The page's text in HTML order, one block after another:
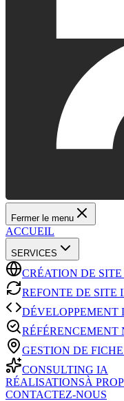
Fermer le menu
ACCUEIL
SERVICES
CRÉATION DE
REFONTE DE SITE
DÉVELOPPEMENT
RÉFÉRENCEMENT
GESTION DE
CONSULTING IA
RÉALISATIONSÀ
CONTACTEZ-NOUS